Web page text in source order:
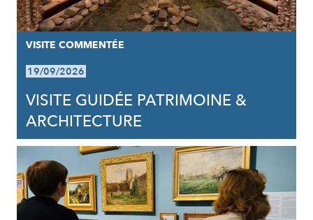
VISITE COMMENTÉE
19/09/2026
VISITE GUIDÉE PATRIMOINE &
ARCHITECTURE